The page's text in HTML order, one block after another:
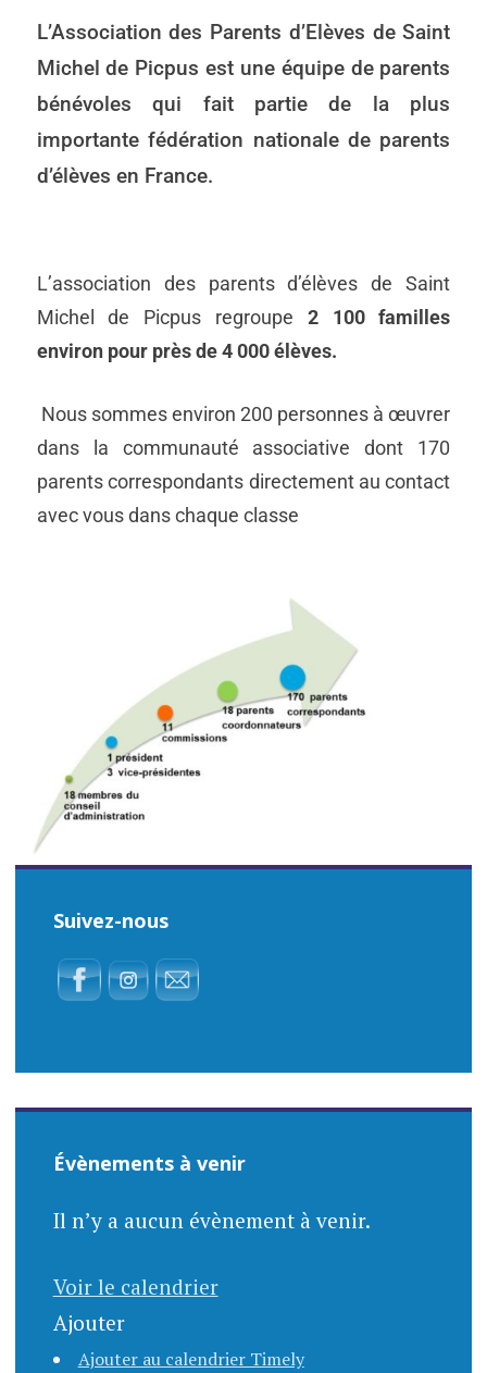
L’Association des Parents d’Elèves de Saint
Michel de Picpus est une équipe de parents
bénévoles qui fait partie de la plus
importante fédération nationale de parents
d’élèves en France.
L’association des parents d’élèves de Saint
Michel de Picpus regroupe 2 100 familles
environ pour près de 4 000 élèves.
Nous sommes environ 200 personnes à œuvrer
dans la communauté associative dont 170
parents correspondants directement au contact
avec vous dans chaque classe
Suivez-nous
Évènements à venir
Il n’y a aucun évènement à venir.
Voir le calendrier
Ajouter
Ajouter au calendrier Timely